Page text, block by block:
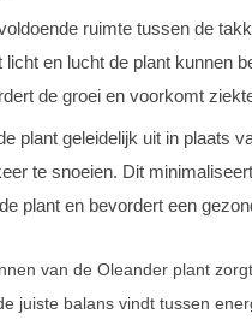
ruimte tussen de
licht en lucht de plant kunnen
de groei en voorkomt
plant geleidelijk uit in plaats
te snoeien. Dit
plant en bevordert een
van de Oleander plant
juiste balans vindt tussen